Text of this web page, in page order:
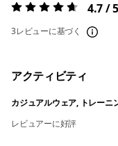
評価:4.7 / 5 4.7 / 5
3レビューに基づく
アクティビティ
カジュアルウェア, トレーニ
レビュアーに好評